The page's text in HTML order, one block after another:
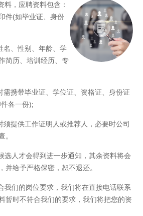
料，应聘资料包含：
件(如毕业证、身份
、性别、年龄、学
简历、培训经历、专
携带毕业证、学位证、资格证、身份证
各一份);
提供工作证明人或推荐人，必要时公司
。
选人才会得到进一步通知，其余资料将会
并给予严格保密，恕不退还。
我们的岗位要求，我们将在直接电话联系
暂时不符合我们的要求，我们将把您的资